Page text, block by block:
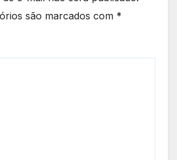
são marcados com *